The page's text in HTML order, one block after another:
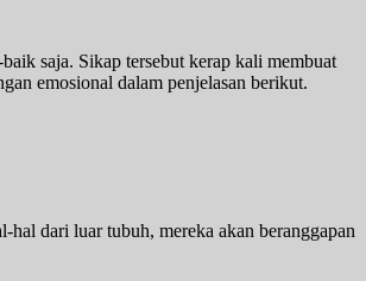
saja. Sikap tersebut kerap kali membuat
emosional dalam penjelasan berikut.
dari luar tubuh, mereka akan beranggapan